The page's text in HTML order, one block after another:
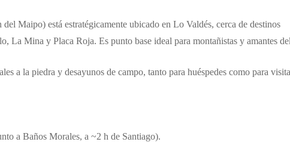
Maipo) está estratégicamente ubicado en Lo Valdés, cerca de destinos
La Mina y Placa Roja. Es punto base ideal para montañistas y amantes
a la piedra y desayunos de campo, tanto para huéspedes como para
a Baños Morales, a ~2 h de Santiago).